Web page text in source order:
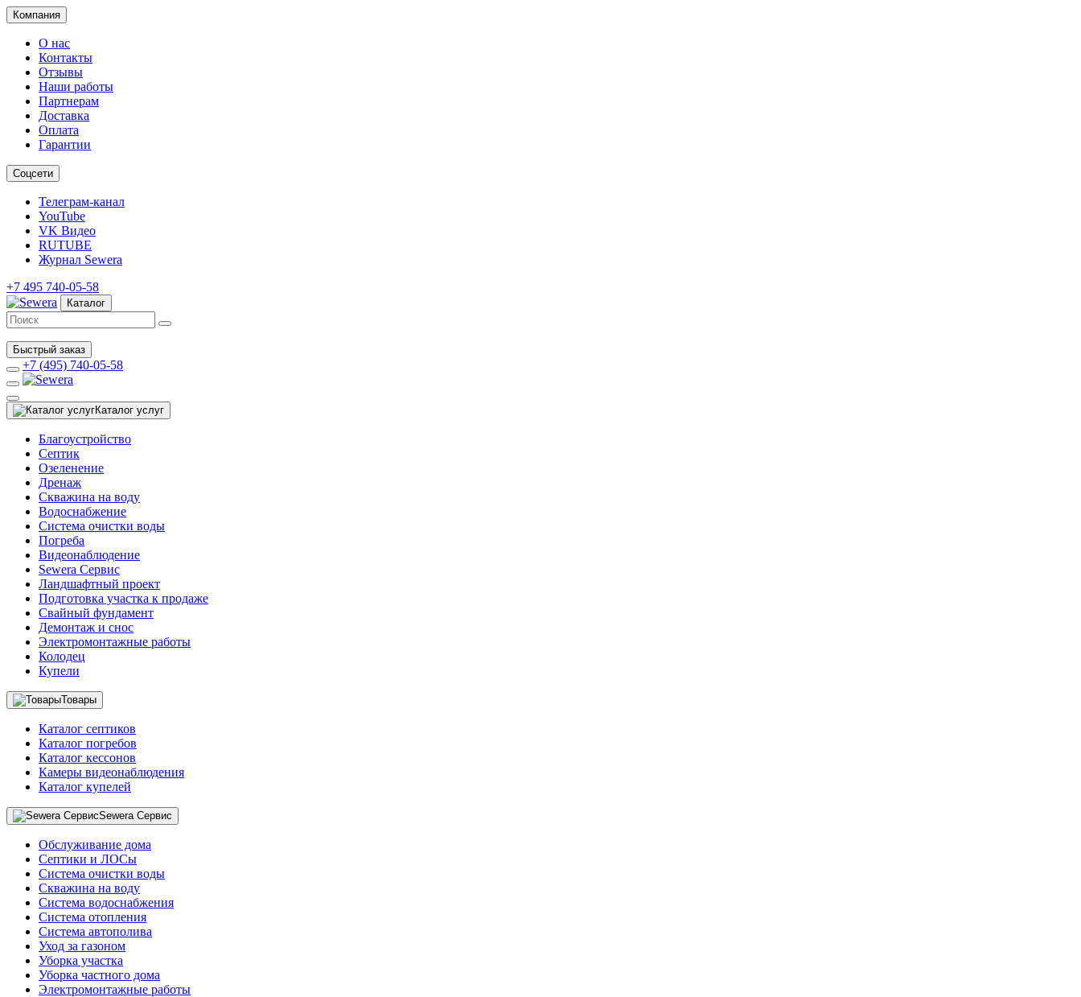
Компания
О нас
Контакты
Отзывы
Наши работы
Партнерам
Доставка
Оплата
Гарантии
Соцсети
Телеграм-канал
YouTube
VK Видео
RUTUBE
Журнал Sewera
+7 495 740-05-58
Каталог
Быстрый заказ
+7 (495) 740-05-58
Каталог услуг
Благоустройство
Септик
Озеленение
Дренаж
Скважина на воду
Водоснабжение
Система очистки воды
Погреба
Видеонаблюдение
Sewera Сервис
Ландшафтный проект
Подготовка участка к продаже
Свайный фундамент
Демонтаж и снос
Электромонтажные работы
Колодец
Купели
Товары
Каталог септиков
Каталог погребов
Каталог кессонов
Камеры видеонаблюдения
Каталог купелей
Sewera Сервис
Обслуживание дома
Септики и ЛОСы
Система очистки воды
Скважина на воду
Система водоснабжения
Система отопления
Система автополива
Уход за газоном
Уборка участка
Уборка частного дома
Электромонтажные работы